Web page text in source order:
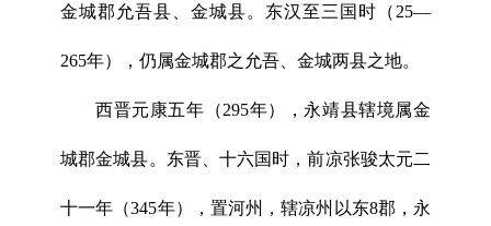
金城郡允吾县、金城县。东汉至三国时（25—
265年），仍属金城郡之允吾、金城两县之地。
西晋元康五年（295年），永靖县辖境属金
城郡金城县。东晋、十六国时，前凉张骏太元二
十一年（345年），置河州，辖凉州以东8郡，永